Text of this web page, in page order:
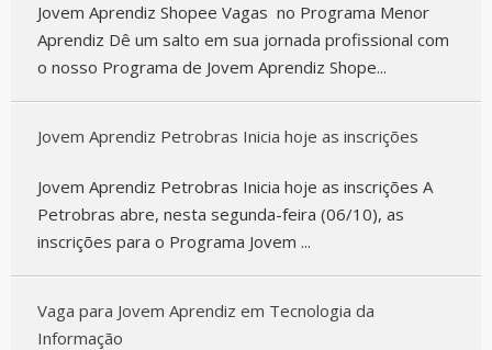
Jovem Aprendiz Shopee Vagas no Programa Menor
Aprendiz Dê um salto em sua jornada profissional com
o nosso Programa de Jovem Aprendiz Shope...
Jovem Aprendiz Petrobras Inicia hoje as inscrições
Jovem Aprendiz Petrobras Inicia hoje as inscrições A
Petrobras abre, nesta segunda-feira (06/10), as
inscrições para o Programa Jovem ...
Vaga para Jovem Aprendiz em Tecnologia da
Informação